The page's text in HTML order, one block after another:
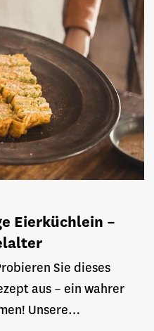
Eierküchlein –
Sie dieses
aus – ein wahrer
Unsere…